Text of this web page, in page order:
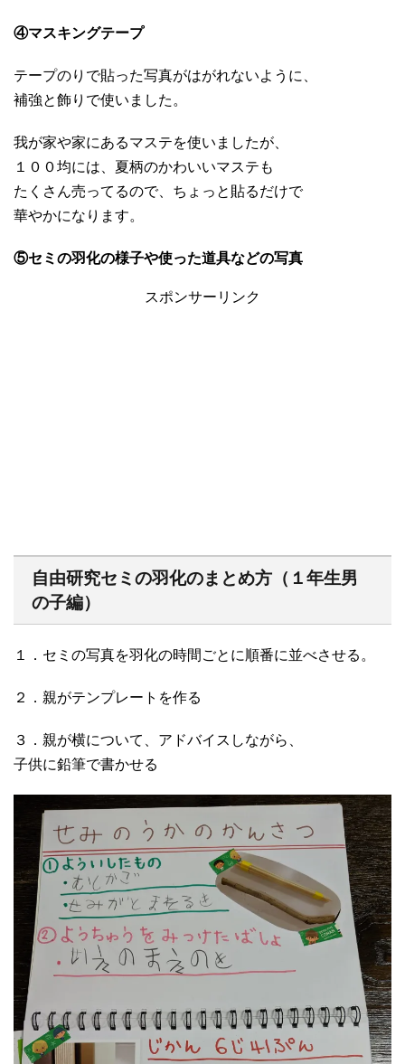
④マスキングテープ
テープのりで貼った写真がはがれないように、
補強と飾りで使いました。
我が家や家にあるマステを使いましたが、
１００均には、夏柄のかわいいマステも
たくさん売ってるので、ちょっと貼るだけで
華やかになります。
⑤セミの羽化の様子や使った道具などの写真
スポンサーリンク
自由研究セミの羽化のまとめ方（１年生男
の子編）
１．セミの写真を羽化の時間ごとに順番に並べさせる。
２．親がテンプレートを作る
３．親が横について、アドバイスしながら、
子供に鉛筆で書かせる